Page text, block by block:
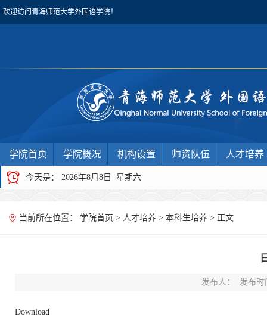
欢迎访问青海师范大学外国语学院！
学院首页 学院概况 机构设置 师资队伍 人才培养
今天是： 2026年8月8日 星期六
当前所在位置： 学院首页 > 人才培养 > 本科生培养 > 正文
发布人： 发布时
Download